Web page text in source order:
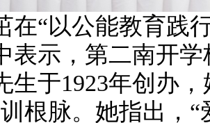
“以公能教育践行
表示，第二南开
生于1923年创办
根脉。她指出，